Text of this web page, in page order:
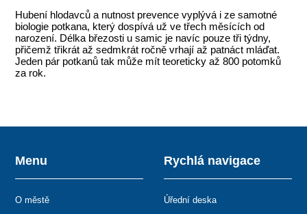
Hubení hlodavců a nutnost prevence vyplývá i ze samotné
biologie potkana, který dospívá už ve třech měsících od
narození. Délka březosti u samic je navíc pouze tři týdny,
přičemž třikrát až sedmkrát ročně vrhají až patnáct mláďat.
Jeden pár potkanů tak může mít teoreticky až 800 potomků
za rok.
Menu
O městě
Rychlá navigace
Úřední deska